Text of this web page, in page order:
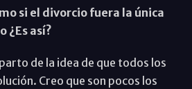
si el divorcio fuera la única
¿Es así?
de la idea de que todos los
Creo que son pocos los